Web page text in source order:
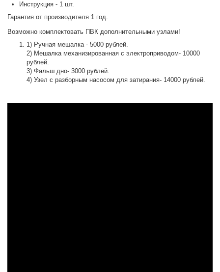
Инструкция - 1 шт.
Гарантия от производителя 1 год.
Возможно комплектовать ПВК дополнительными узлами!
1) Ручная мешалка - 5000 рублей.
2) Мешалка механизированная с электроприводом- 10000
рублей.
3) Фальш дно- 3000 рублей.
4) Узел с разборным насосом для затирания- 14000 рублей.